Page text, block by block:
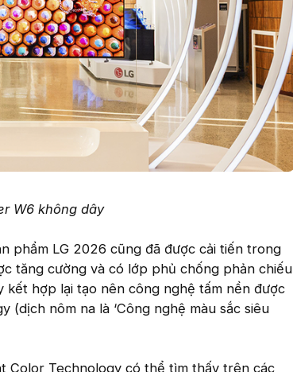
W6 không dây
phẩm LG 2026 cũng đã được cải tiến trong
tăng cường và có lớp phủ chống phản chiếu
kết hợp lại tạo nên công nghệ tấm nền được
(dịch nôm na là ‘Công nghệ màu sắc siêu
Color Technology có thể tìm thấy trên các